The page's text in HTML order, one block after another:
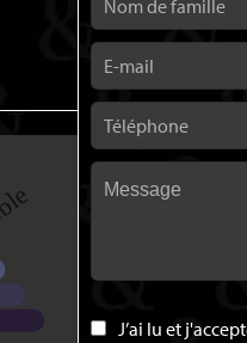
J’ai lu et